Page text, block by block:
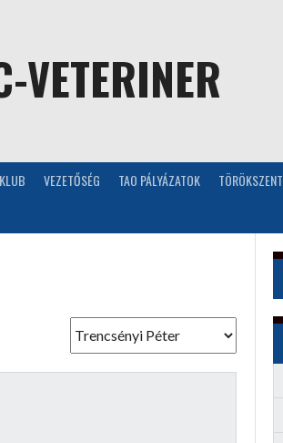
VETERINER
KLUB VEZETŐSÉG TAO PÁLYÁZATOK